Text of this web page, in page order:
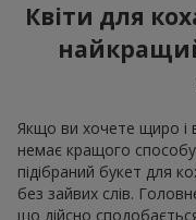
Квіти для
Якщо ви хочете щиро і
немає кращого
підібраний букет для
без зайвих слів.
що дійсно сподобається